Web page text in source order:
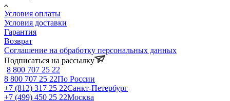
Условия оплаты
Условия доставки
Гарантия
Возврат
Соглашение на обработку персональных данных
Подписаться на рассылку
8 800 707 25 22
8 800 707 25 22По России
+7 (812) 317 25 22Санкт-Петербург
+7 (499) 450 25 22Москва